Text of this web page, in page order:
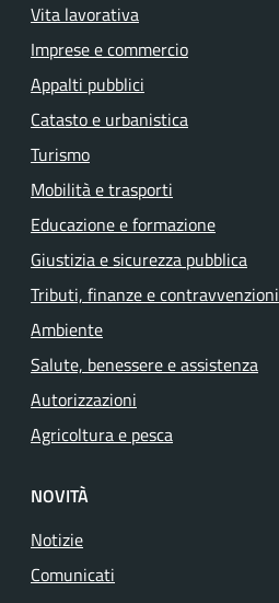
Vita lavorativa
Imprese e commercio
Appalti pubblici
Catasto e urbanistica
Turismo
Mobilità e trasporti
Educazione e formazione
Giustizia e sicurezza pubblica
Tributi, finanze e contravvenzioni
Ambiente
Salute, benessere e assistenza
Autorizzazioni
Agricoltura e pesca
NOVITÀ
Notizie
Comunicati